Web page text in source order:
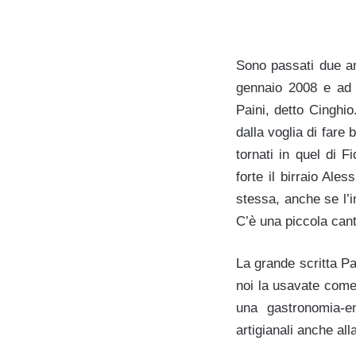
Sono passati due
gennaio 2008 e
Paini, detto
dalla voglia di fare
tornati in quel di
forte il birraio
stessa, anche se
C’è una piccola
La grande scritta
noi la usavate
una gastronomia-
artigianali anche